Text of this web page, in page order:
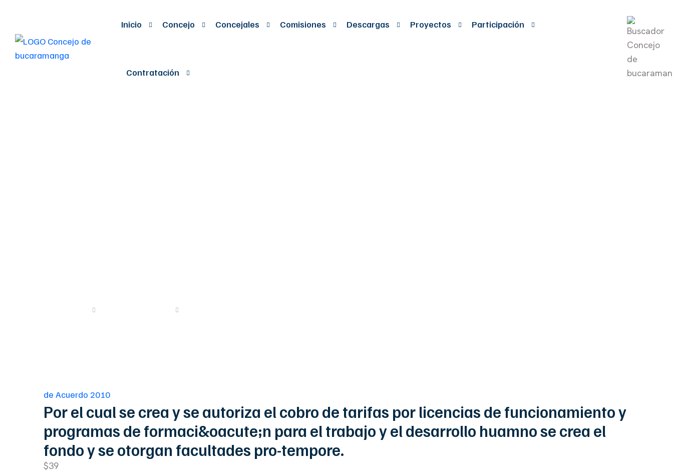
Inicio Concejo Concejales Comisiones Descargas Proyectos Participación
Contratación
de Acuerdo 2010
Por el cual se crea y se autoriza el cobro de tarifas por licencias de funcionamiento y
programas de formaci&oacute;n para el trabajo y el desarrollo huamno se crea el
fondo y se otorgan facultades pro-tempore.
$39